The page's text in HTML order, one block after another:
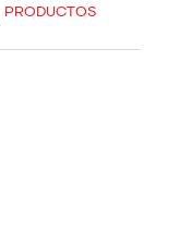
PRODUCTOS